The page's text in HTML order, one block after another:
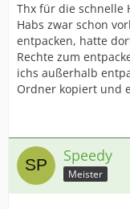
Thx für die schnelle
Habs zwar schon
entpacken, hatte
Rechte zum
ichs außerhalb
Ordner kopiert und
Speedy
Meister